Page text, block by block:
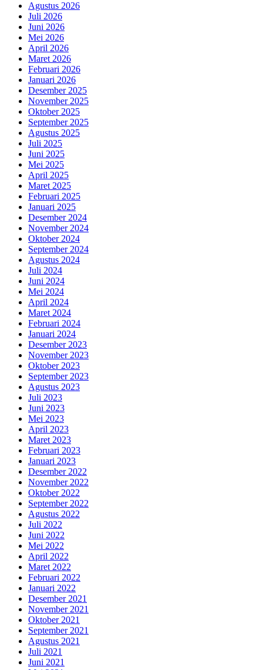
Agustus 2026
Juli 2026
Juni 2026
Mei 2026
April 2026
Maret 2026
Februari 2026
Januari 2026
Desember 2025
November 2025
Oktober 2025
September 2025
Agustus 2025
Juli 2025
Juni 2025
Mei 2025
April 2025
Maret 2025
Februari 2025
Januari 2025
Desember 2024
November 2024
Oktober 2024
September 2024
Agustus 2024
Juli 2024
Juni 2024
Mei 2024
April 2024
Maret 2024
Februari 2024
Januari 2024
Desember 2023
November 2023
Oktober 2023
September 2023
Agustus 2023
Juli 2023
Juni 2023
Mei 2023
April 2023
Maret 2023
Februari 2023
Januari 2023
Desember 2022
November 2022
Oktober 2022
September 2022
Agustus 2022
Juli 2022
Juni 2022
Mei 2022
April 2022
Maret 2022
Februari 2022
Januari 2022
Desember 2021
November 2021
Oktober 2021
September 2021
Agustus 2021
Juli 2021
Juni 2021